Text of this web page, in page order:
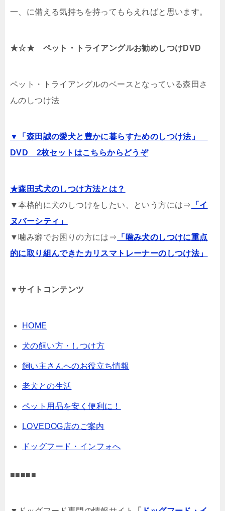
一、に備える気持ちを持ってもらえればと思います。
★☆★ ペット・トライアングルお勧めしつけDVD
ペット・トライアングルのベースとなっている森田さ
んのしつけ法
▼「森田誠の愛犬と豊かに暮らすためのしつけ法」
DVD 2枚セットはこちらからどうぞ
★森田式犬のしつけ方法とは？
▼本格的に犬のしつけをしたい、という方には⇒
「イ
ヌバーシティ」
▼噛み癖でお困りの方には⇒ 「噛み犬のしつけに重点
的に取り組んできたカリスマトレーナーのしつけ法」
▼サイトコンテンツ
HOME
犬の飼い方・しつけ方
飼い主さんへのお役立ち情報
老犬との生活
ペット用品を安く便利に！
LOVEDOG店のご案内
ドッグフード・インフォへ
■■■■■